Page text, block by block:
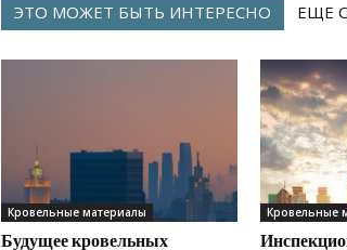
ЭТО МОЖЕТ БЫТЬ ИНТЕРЕСНО ЕЩЕ
Кровельные материалы
Будущее кровельных
Кровельные